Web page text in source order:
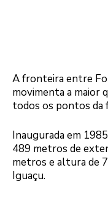
A fronteira entre
movimenta a maior
todos os pontos da
Inaugurada em
489 metros de
metros e altura de
Iguaçu.